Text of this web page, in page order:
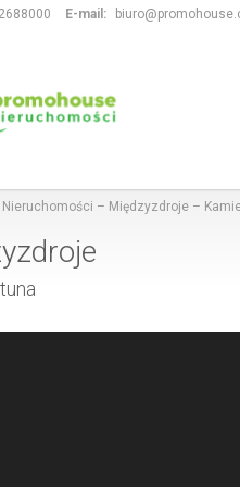
E-mail:
Nieruchomości – Międzyzdroje –